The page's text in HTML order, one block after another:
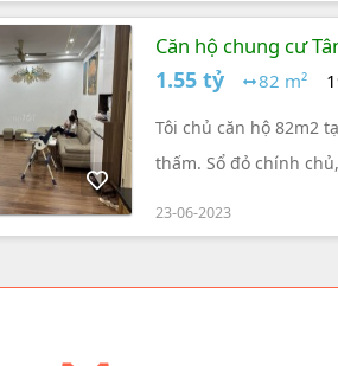
Căn hộ chung cư
1.55 tỷ 82 m²
Tôi chủ căn hộ 82m2
thấm. Sổ đỏ chính
23-06-2023